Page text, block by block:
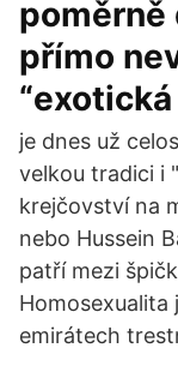
poměrně
přímo
“exotická
je dnes už
velkou tradici i
krejčovství na
nebo Hussein
patří mezi
Homosexualita
emirátech